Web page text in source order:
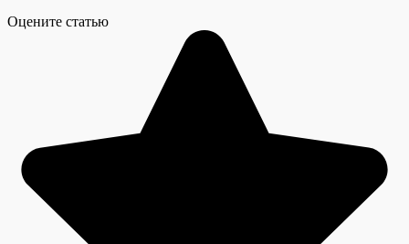
Оцените статью